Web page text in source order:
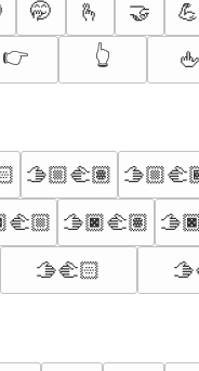
🤭 🫰 🤝 💪
👉 👆 🖕
🫱🏼‍🫲🏽
🫱🏿‍🫲🏽
🫱‍🫲🏻